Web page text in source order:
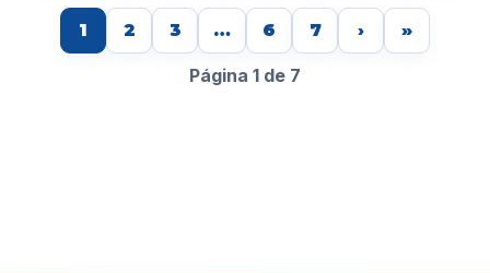
1 2 3 … 6 7 › »
Página 1 de 7